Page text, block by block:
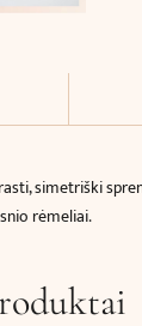
simetriški
rėmeliai.